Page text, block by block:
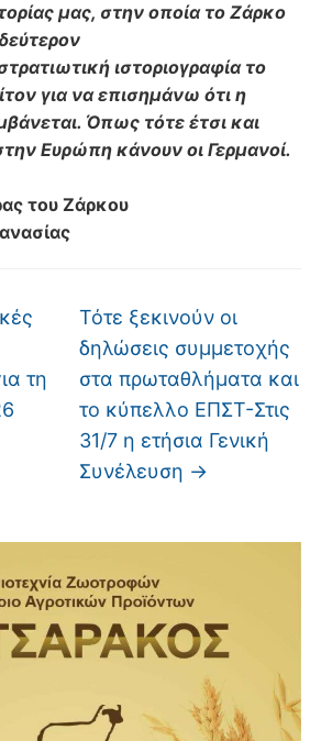
μας, στην οποία το Ζάρκο
ιστοριογραφία το
για να επισημάνω ότι η
Όπως τότε έτσι και
Ευρώπη κάνουν οι Γερμανοί.
του Ζάρκου
τη
Τότε ξεκινούν οι
δηλώσεις συμμετοχής
στα πρωταθλήματα και
το κύπελλο ΕΠΣΤ-Στις
31/7 η ετήσια Γενική
Συνέλευση →